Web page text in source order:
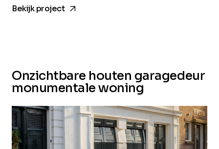
Bekijk projectarrow_forward
Onzichtbare houten garagedeur
monumentale woning